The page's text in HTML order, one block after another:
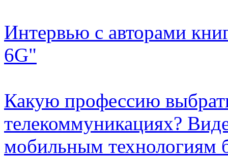
Интервью с авторами
6G"
Какую профессию
телекоммуникациях?
мобильным технологиям